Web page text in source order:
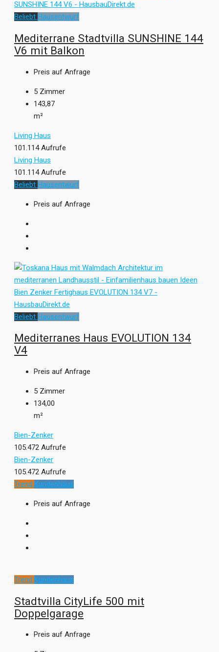
Beliebt Hausentwurf
Mediterrane Stadtvilla SUNSHINE 144
V6 mit Balkon
Preis auf Anfrage
5 Zimmer
143,87
m²
Living Haus
101.114 Aufrufe
Living Haus
101.114 Aufrufe
Beliebt Hausentwurf
Preis auf Anfrage
Beliebt Hausentwurf
Mediterranes Haus EVOLUTION 134
V4
Preis auf Anfrage
5 Zimmer
134,00
m²
Bien-Zenker
105.472 Aufrufe
Bien-Zenker
105.472 Aufrufe
Trend Kundenhaus
Preis auf Anfrage
Trend Kundenhaus
Stadtvilla CityLife 500 mit
Doppelgarage
Preis auf Anfrage